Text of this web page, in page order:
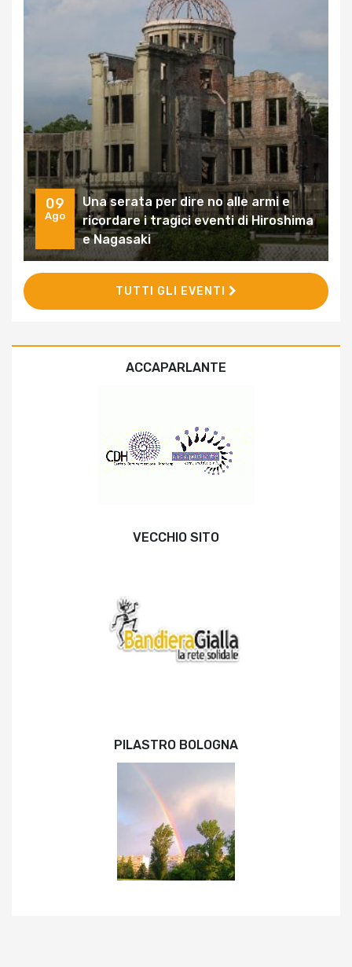
09
Ago
Una serata per dire no alle armi e
ricordare i tragici eventi di Hiroshima
e Nagasaki
TUTTI GLI EVENTI
ACCAPARLANTE
VECCHIO SITO
PILASTRO BOLOGNA